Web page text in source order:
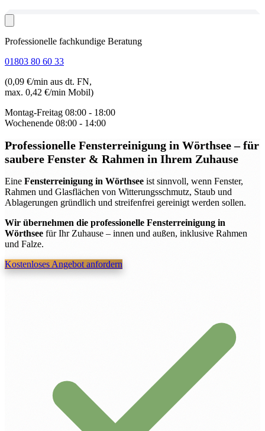
Professionelle fachkundige Beratung
01803 80 60 33
(0,09 €/min aus dt. FN,
max. 0,42 €/min Mobil)
Montag-Freitag 08:00 - 18:00
Wochenende 08:00 - 14:00
Professionelle Fensterreinigung in Wörthsee– für
saubere Fenster & Rahmen in Ihrem Zuhause
Eine Fensterreinigung in Wörthsee ist sinnvoll, wenn Fenster,
Rahmen und Glasflächen von Witterungsschmutz, Staub und
Ablagerungen gründlich und streifenfrei gereinigt werden sollen.
Wir übernehmen die professionelle Fensterreinigung in
Wörthsee für Ihr Zuhause – innen und außen, inklusive Rahmen
und Falze.
Kostenloses Angebot anfordern